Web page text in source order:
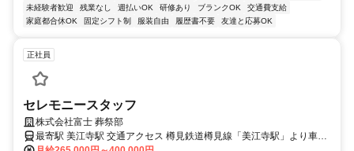
未経験者歓迎
残業なし 週払いOK 研修あり ブランクOK
交通費支給
家庭都合休OK
固定シフト制 服装自由 履歴書不要 友達と応募OK
正社員
セレモニースタッフ
株式会社富士 葬祭部
最寄駅 美江寺駅 交通アクセス 樽見鉄道樽見線「美江寺駅」より車で